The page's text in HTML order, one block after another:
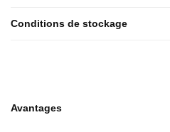
Conditions de stockage
Avantages